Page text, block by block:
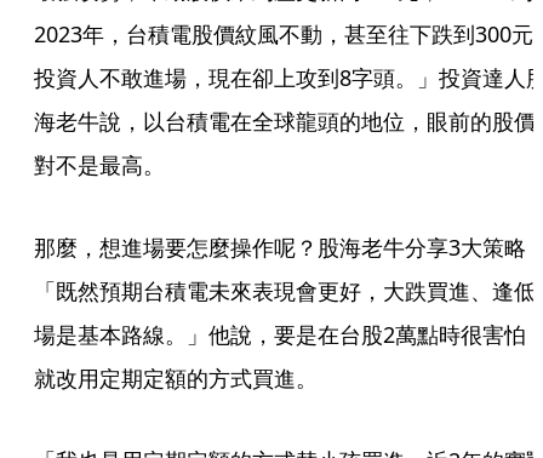
2023年，台積電股價紋風不動，甚至往下跌到300元
投資人不敢進場，現在卻上攻到8字頭。」投資達人
海老牛說，以台積電在全球龍頭的地位，眼前的股價
對不是最高。
那麼，想進場要怎麼操作呢？股海老牛分享3大策略
「既然預期台積電未來表現會更好，大跌買進、逢低
場是基本路線。」他說，要是在台股2萬點時很害怕
就改用定期定額的方式買進。